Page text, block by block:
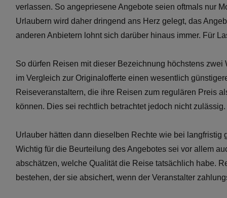
verlassen. So angepriesene Angebote seien oftmals nur
Urlaubern wird daher dringend ans Herz gelegt, das
anderen Anbietern lohnt sich darüber hinaus immer. Für
So dürfen Reisen mit dieser Bezeichnung höchstens
im Vergleich zur Originalofferte einen wesentlich
Reiseveranstaltern, die ihre Reisen zum regulären Preis
können. Dies sei rechtlich betrachtet jedoch nicht zulässig.
Urlauber hätten dann dieselben Rechte wie bei
Wichtig für die Beurteilung des Angebotes sei vor allem
abschätzen, welche Qualität die Reise tatsächlich habe.
bestehen, der sie absichert, wenn der Veranstalter